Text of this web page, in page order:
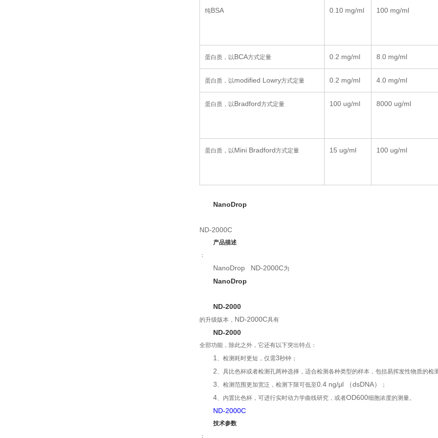
纯BSA 0.10 mg/ml 100 mg/ml
蛋白质，以BCA方式定量 0.2 mg/ml 8.0 mg/ml
蛋白质，以modified Lowry方式定量 0.2 mg/ml 4.0 mg/ml
蛋白质，以Bradford方式定量 100 ug/ml 8000 ug/ml
蛋白质，以Mini Bradford方式定量 15 ug/ml 100 ug/ml
NanoDrop
ND-2000C
产品描述
：
NanoDrop ND-2000C为
NanoDrop
ND-2000
的升级版本， ND-2000C具有
ND-2000
全部功能，除此之外，它还有以下突出特点：
1 、检测耗时更短，仅需3秒钟；
2、具比色杯或者检测孔两种选择，适合检测各种类型的样本，包括易挥发性物质的检
3、检测范围更加宽泛，检测下限可低至0.4 ng/μl （dsDNA） ；
4、内置比色杯，可进行实时动力学曲线研究，或者OD600细胞浓度的测量。
ND-2000C
技术参数
：